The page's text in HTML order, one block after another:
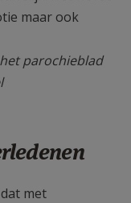
maar ook
parochieblad
met